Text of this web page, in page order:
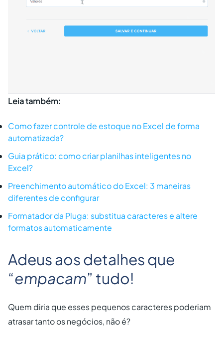
Leia também:
Como fazer controle de estoque no Excel de forma
automatizada?
Guia prático: como criar planilhas inteligentes no
Excel?
Preenchimento automático do Excel: 3 maneiras
diferentes de configurar
Formatador da Pluga: substitua caracteres e altere
formatos automaticamente
Adeus aos detalhes que
“empacam” tudo!
Quem diria que esses pequenos caracteres poderiam
atrasar tanto os negócios, não é?